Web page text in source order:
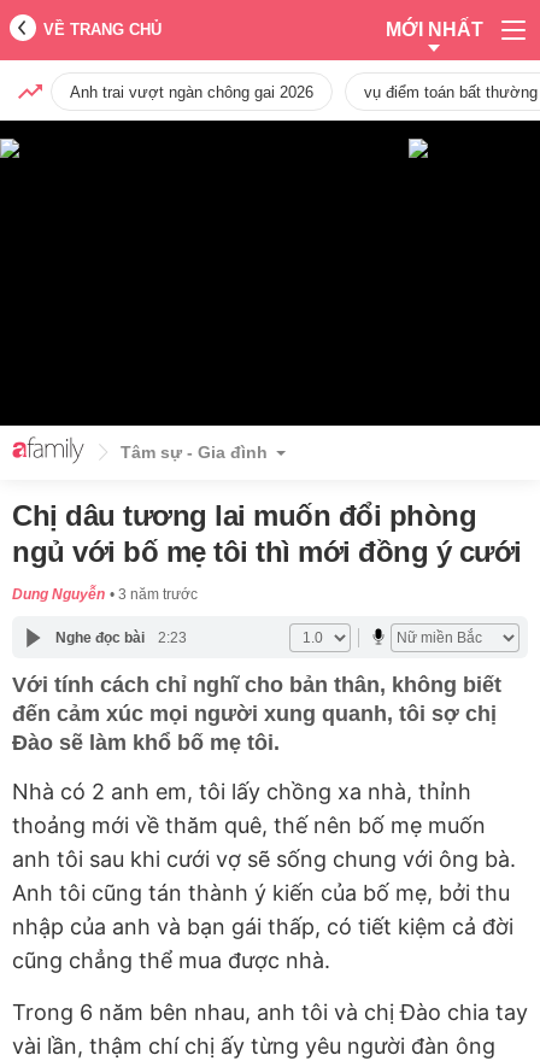
VỀ TRANG CHỦ MỚI NHẤT
Anh trai vượt ngàn chông gai 2026 vụ điểm toán bất
Tâm sự - Gia đình
Chị dâu tương lai muốn đổi phòng
ngủ với bố mẹ tôi thì mới đồng ý cưới
Dung Nguyễn 3 năm trước
Nghe đọc bài 2:23
Với tính cách chỉ nghĩ cho bản thân, không biết
đến cảm xúc mọi người xung quanh, tôi sợ chị
Đào sẽ làm khổ bố mẹ tôi.
Nhà có 2 anh em, tôi lấy chồng xa nhà, thỉnh
thoảng mới về thăm quê, thế nên bố mẹ muốn
anh tôi sau khi cưới vợ sẽ sống chung với ông bà.
Anh tôi cũng tán thành ý kiến của bố mẹ, bởi thu
nhập của anh và bạn gái thấp, có tiết kiệm cả đời
cũng chẳng thể mua được nhà.
Trong 6 năm bên nhau, anh tôi và chị Đào chia tay
vài lần, thậm chí chị ấy từng yêu người đàn ông